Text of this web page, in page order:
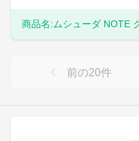
商品名: ムシューダ NOTE
前の20件